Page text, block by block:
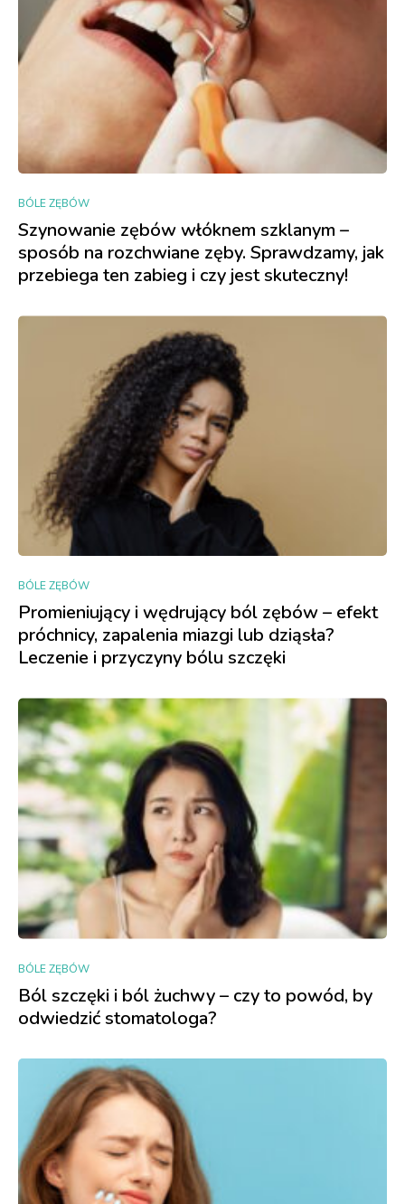
BÓLE ZĘBÓW
Szynowanie zębów włóknem szklanym –
sposób na rozchwiane zęby. Sprawdzamy, jak
przebiega ten zabieg i czy jest skuteczny!
BÓLE ZĘBÓW
Promieniujący i wędrujący ból zębów – efekt
próchnicy, zapalenia miazgi lub dziąsła?
Leczenie i przyczyny bólu szczęki
BÓLE ZĘBÓW
Ból szczęki i ból żuchwy – czy to powód, by
odwiedzić stomatologa?